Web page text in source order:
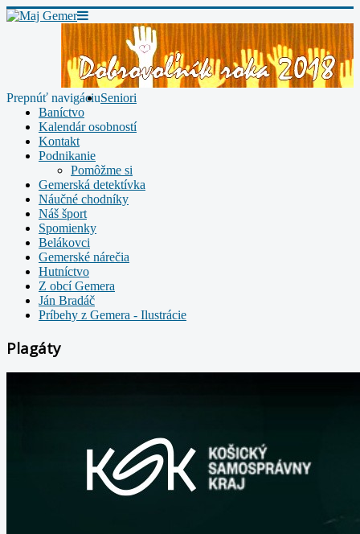
Prepnúť navigáciuSeniori
Baníctvo
Kalendár osobností
Kontakt
Podnikanie
Pomôžme si
Gemerská detektívka
Náučné chodníky
Náš šport
Spomienky
Belákovci
Gemerské nárečia
Hutníctvo
Z obcí Gemera
Ján Bradáč
Príbehy z Gemera - Ilustrácie
Plagáty